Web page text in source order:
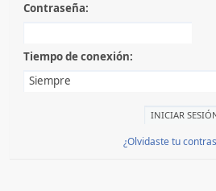
Contraseña:
Tiempo de conexión:
¿Olvidaste tu